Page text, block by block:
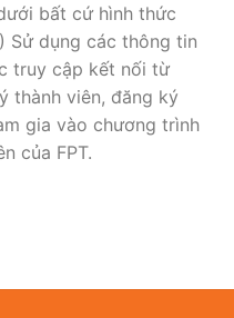
bất cứ hình thức
Sử dụng các thông tin
truy cập kết nối từ
thành viên, đăng ký
gia vào chương trình
của FPT.